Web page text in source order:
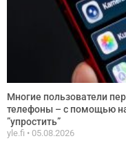
Многие пользователи
телефоны – с помощью
”упростить”
yle.fi 05.08.2026